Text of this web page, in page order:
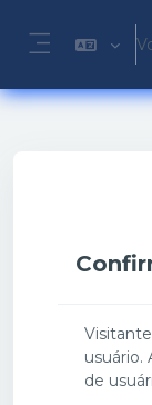
Painel lateral
usuário.
de